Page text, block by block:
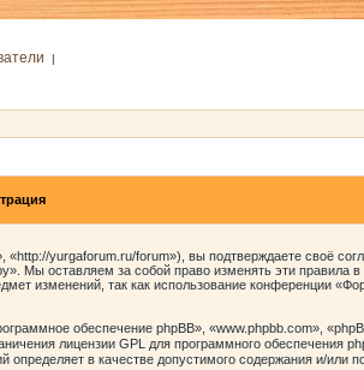
|
yurgaforum.ru/forum»), вы подтверждаете своё
Мы оставляем за собой право изменять эти правила
изменений, так как использование конференции
обеспечение phpBB», «www.phpbb.com»,
лицензии GPL для программного обеспечения
определяет в качестве допустимого содержания и/или